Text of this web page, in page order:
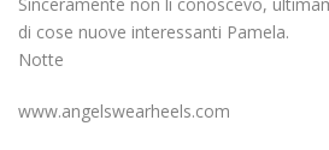
Sinceramente non li conoscevo,
di cose nuove interessanti Pamela.
Notte
www.angelswearheels.com